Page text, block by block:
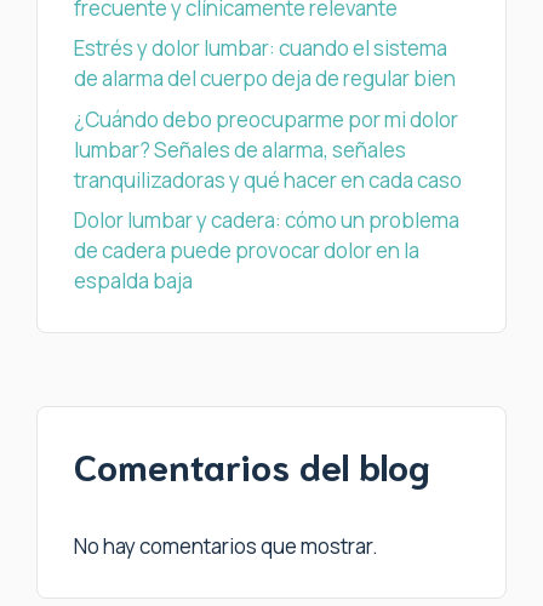
frecuente y clínicamente relevante
Estrés y dolor lumbar: cuando el sistema
de alarma del cuerpo deja de regular bien
¿Cuándo debo preocuparme por mi dolor
lumbar? Señales de alarma, señales
tranquilizadoras y qué hacer en cada caso
Dolor lumbar y cadera: cómo un problema
de cadera puede provocar dolor en la
espalda baja
Comentarios del blog
No hay comentarios que mostrar.